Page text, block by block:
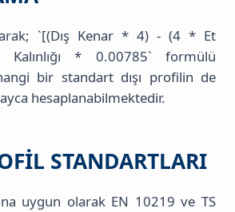
`[(Dış Kenar * 4) - (4 * Et
Kalınlığı * 0.00785` formülü
bir standart dışı profilin de
hesaplanabilmektedir.
STANDARTLARI
uygun olarak EN 10219 ve TS